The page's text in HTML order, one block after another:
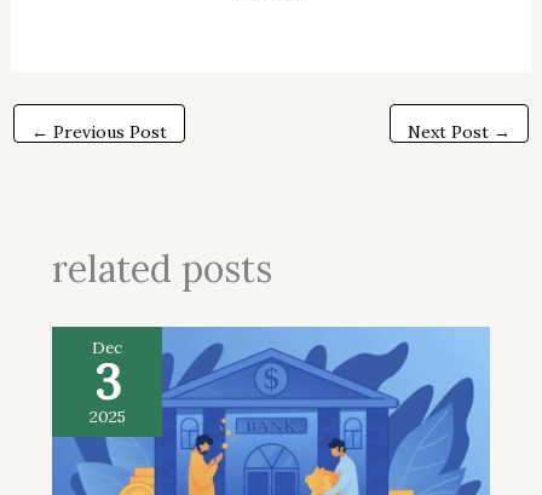
← Previous Post Next Post →
related posts
Dec
3
2025